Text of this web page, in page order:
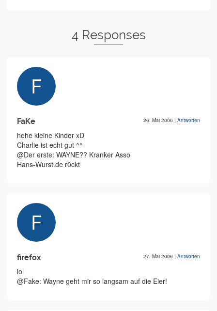
4 Responses
FaKe 26. Mai 2006 | Antworten
hehe kleine Kinder xD
Charlie ist echt gut ^^
@Der erste: WAYNE?? Kranker Asso
Hans-Wurst.de r0ckt
firefox 27. Mai 2006 | Antworten
lol
@Fake: Wayne geht mir so langsam auf die Eier!